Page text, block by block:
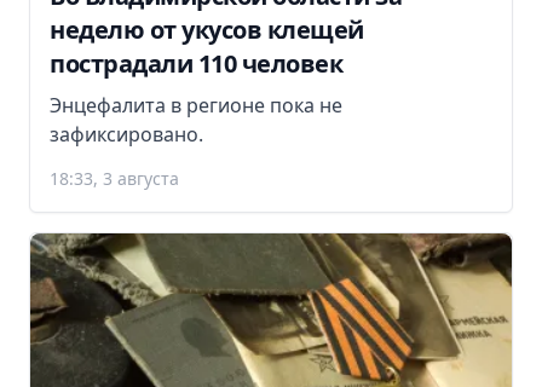
неделю от укусов клещей
пострадали 110 человек
Энцефалита в регионе пока не
зафиксировано.
18:33, 3 августа